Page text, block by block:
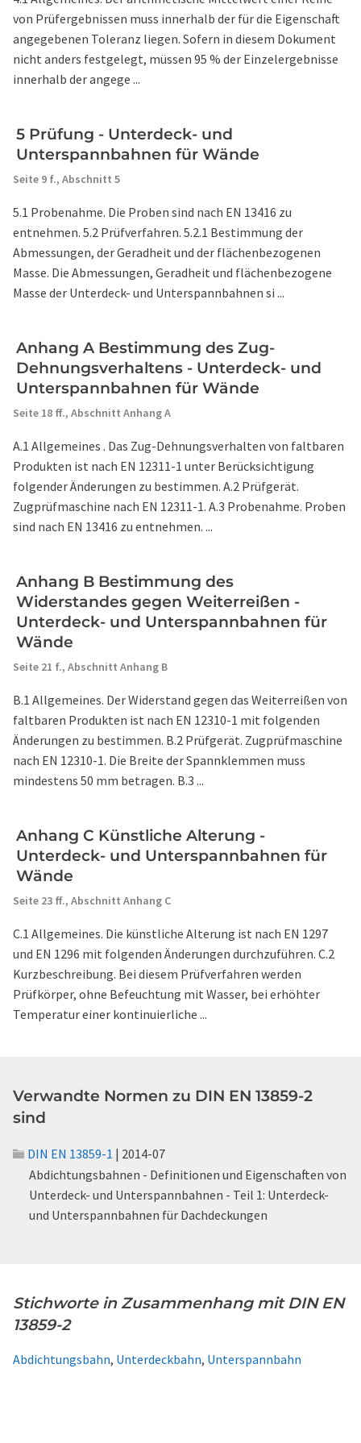
von Prüfergebnissen muss innerhalb der für die Eigenschaft
angegebenen Toleranz liegen. Sofern in diesem Dokument
nicht anders festgelegt, müssen 95 % der Einzelergebnisse
innerhalb der angege ...
5 Prüfung - Unterdeck- und
Unterspannbahnen für Wände
Seite 9 f., Abschnitt 5
5.1 Probenahme. Die Proben sind nach EN 13416 zu
entnehmen. 5.2 Prüfverfahren. 5.2.1 Bestimmung der
Abmessungen, der Geradheit und der flächenbezogenen
Masse. Die Abmessungen, Geradheit und flächenbezogene
Masse der Unterdeck- und Unterspannbahnen si ...
Anhang A Bestimmung des Zug-
Dehnungsverhaltens - Unterdeck- und
Unterspannbahnen für Wände
Seite 18 ff., Abschnitt Anhang A
A.1 Allgemeines . Das Zug-Dehnungsverhalten von faltbaren
Produkten ist nach EN 12311-1 unter Berücksichtigung
folgender Änderungen zu bestimmen. A.2 Prüfgerät.
Zugprüfmaschine nach EN 12311-1. A.3 Probenahme. Proben
sind nach EN 13416 zu entnehmen. ...
Anhang B Bestimmung des
Widerstandes gegen Weiterreißen -
Unterdeck- und Unterspannbahnen für
Wände
Seite 21 f., Abschnitt Anhang B
B.1 Allgemeines. Der Widerstand gegen das Weiterreißen von
faltbaren Produkten ist nach EN 12310-1 mit folgenden
Änderungen zu bestimmen. B.2 Prüfgerät. Zugprüfmaschine
nach EN 12310-1. Die Breite der Spannklemmen muss
mindestens 50 mm betragen. B.3 ...
Anhang C Künstliche Alterung -
Unterdeck- und Unterspannbahnen für
Wände
Seite 23 ff., Abschnitt Anhang C
C.1 Allgemeines. Die künstliche Alterung ist nach EN 1297
und EN 1296 mit folgenden Änderungen durchzuführen. C.2
Kurzbeschreibung. Bei diesem Prüfverfahren werden
Prüfkörper, ohne Befeuchtung mit Wasser, bei erhöhter
Temperatur einer kontinuierliche ...
Verwandte Normen zu DIN EN 13859-2
sind
DIN EN 13859-1 | 2014-07
Abdichtungsbahnen - Definitionen und Eigenschaften von
Unterdeck- und Unterspannbahnen - Teil 1: Unterdeck-
und Unterspannbahnen für Dachdeckungen
Stichworte in Zusammenhang mit DIN EN
13859-2
Abdichtungsbahn, Unterdeckbahn, Unterspannbahn